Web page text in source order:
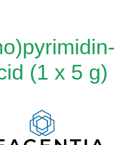
(1 x 5 g)